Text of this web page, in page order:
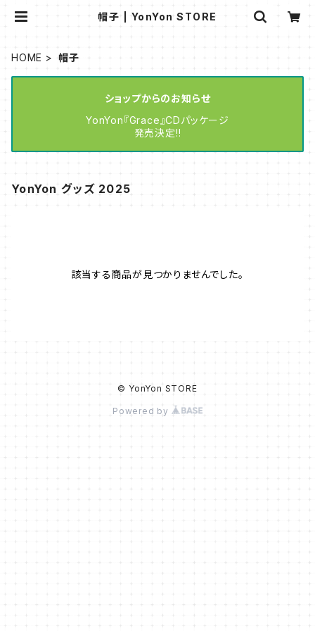
帽子 | YonYon STORE
HOME 帽子
ショップからのお知らせ
YonYon『Grace』CDパッケージ
発売決定!!
YonYon グッズ 2025
該当する商品が見つかりませんでした。
© YonYon STORE
Powered by